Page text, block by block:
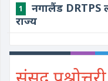
1
नगालैंड DRTPS
राज्य